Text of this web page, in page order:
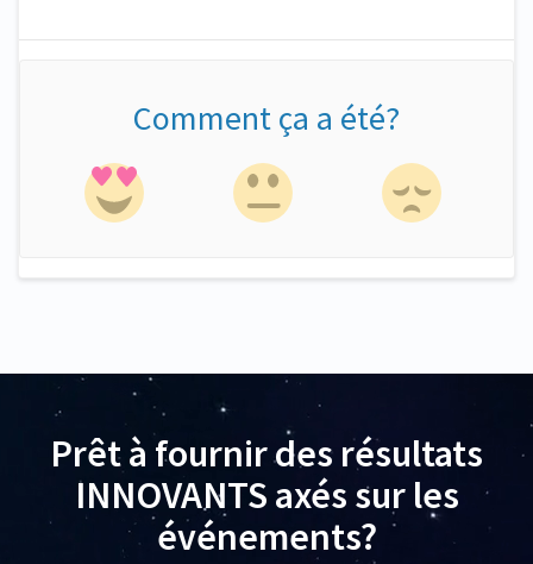
Comment ça a été?
Prêt à fournir des résultats
INNOVANTS axés sur les
événements?